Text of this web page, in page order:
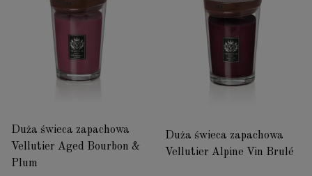
Duża świeca zapachowa
Vellutier Aged Bourbon &
Plum
Duża świeca zapachowa
Vellutier Alpine Vin Brulé